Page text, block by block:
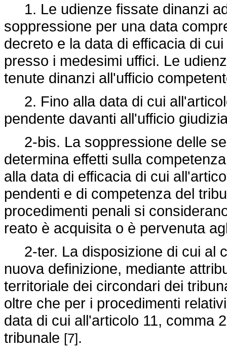
1. Le udienze fissate dinanzi
soppressione per una data
decreto e la data di efficacia di
presso i medesimi uffici. Le
tenute dinanzi all'ufficio
2. Fino alla data di cui
pendente davanti all'ufficio
2-bis. La soppressione delle
determina effetti sulla
alla data di efficacia di cui
pendenti e di competenza del
procedimenti penali si
reato è acquisita o è pervenuta
2-ter. La disposizione di cui al
nuova definizione, mediante
territoriale dei circondari dei
oltre che per i procedimenti
data di cui all'articolo 11, comma
tribunale [7].